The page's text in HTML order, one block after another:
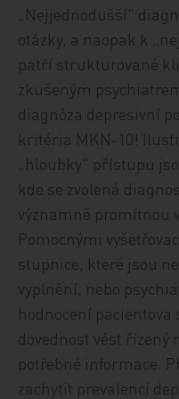
„Nejjednodušší"
otázky, a naopak k
patří strukturované
zkušeným
diagnóza depresivní
kritéria MKN-10!
„hloubky" přístupu
kde se zvolená
významně promítnou
Pomocnými
stupnice, které jsou
vyplnění, nebo
hodnocení
dovednost vést řízený
potřebné informace.
zachytit prevalenci